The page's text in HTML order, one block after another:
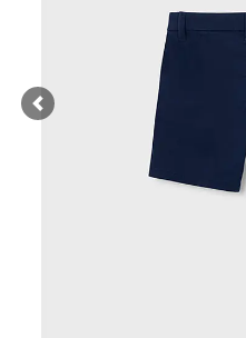
Previous